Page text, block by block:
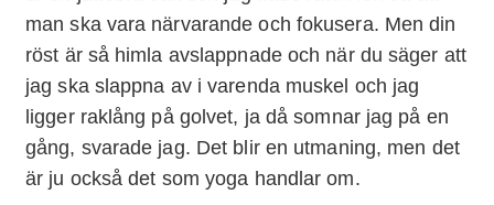
man ska vara närvarande och fokusera. Men din
röst är så himla avslappnade och när du säger att
jag ska slappna av i varenda muskel och jag
ligger raklång på golvet, ja då somnar jag på en
gång, svarade jag. Det blir en utmaning, men det
är ju också det som yoga handlar om.